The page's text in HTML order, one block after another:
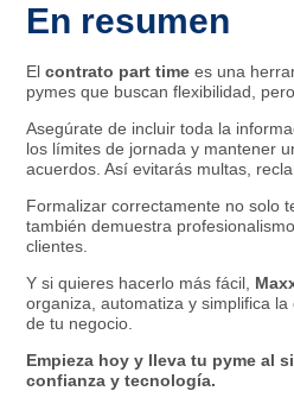
En resumen
El contrato part time es una
pymes que buscan flexibilidad,
Asegúrate de incluir toda la
los límites de jornada y mantener
acuerdos. Así evitarás multas,
Formalizar correctamente no solo
también demuestra
clientes.
Y si quieres hacerlo más fácil,
organiza, automatiza y simplifica
de tu negocio.
Empieza hoy y lleva tu pyme al
confianza y tecnología.